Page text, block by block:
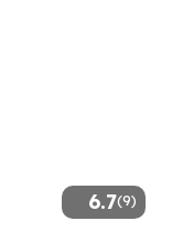
6.7(9)